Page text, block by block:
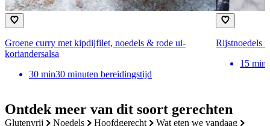
Ontdek meer van dit soort gerechten
glutenvrij noedels hoofdgerecht
wat eten we vandaag
Groene curry met kipdijfilet, noedels & rode ui-
koriandersalsa
30 min30 minuten bereidingstijd
Rijstnoedels
15 min